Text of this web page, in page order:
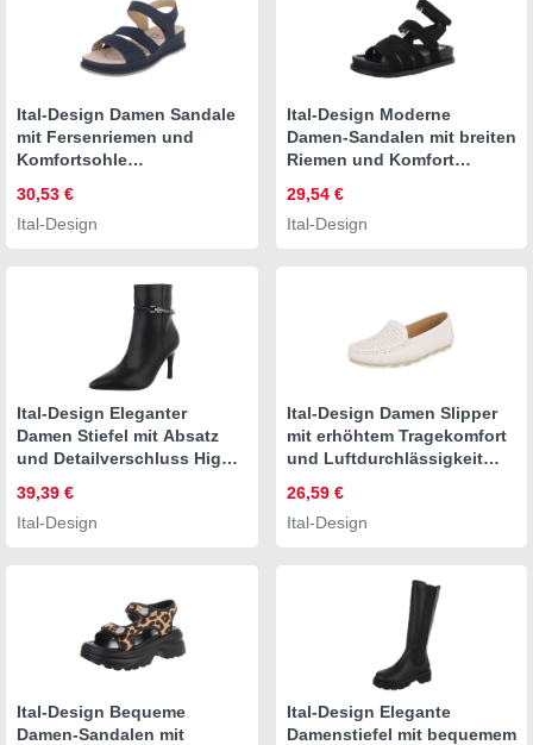
Ital-Design Damen Sandale
mit Fersenriemen und
Komfortsohle
(91849627)
Keilabsatz/Wedge
30,53 €
Ital-Design
Ital-Design Moderne
Damen-Sandalen mit breiten
Riemen und Komfort
(89372723) Flach
Riemchensandalen in
29,54 €
Ital-Design
Ital-Design Eleganter
Damen Stiefel mit Absatz
und Detailverschluss High-
Pfennig-/Stilettoabsatz
Stiefeletten in Schwarz
39,39 €
Ital-Design
Ital-Design Damen Slipper
mit erhöhtem Tragekomfort
und Luftdurchlässigkeit
Mokassins in Weiß
26,59 €
Ital-Design
Ital-Design Bequeme
Damen-Sandalen mit
Ital-Design Elegante
Damenstiefel mit bequemem